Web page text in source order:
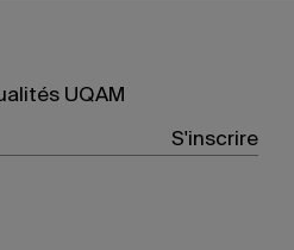
UQAM
S'inscrire